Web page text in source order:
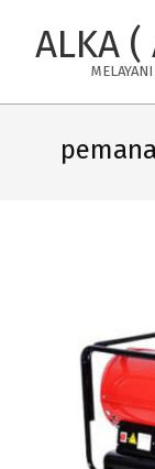
ALKA (
Navigation